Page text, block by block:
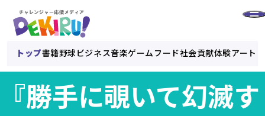
トップ書籍野球 ビジネス音楽ゲーム フード社会貢献体験アート
『勝手に覗いて幻滅す